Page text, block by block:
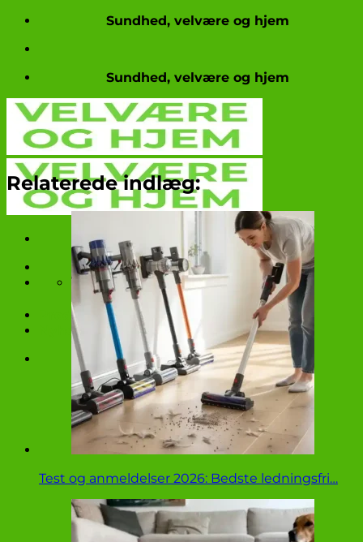
Fortsæt
indhold
Sundhed, velvære og hjem
Sundhed, velvære og hjem
Produkttests
Nyheder og aktuelt
Relaterede indlæg:
Test og anmeldelser 2026: Bedste ledningsfri…